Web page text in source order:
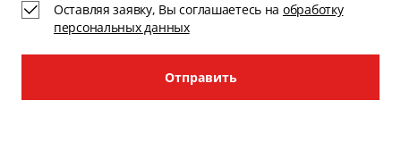
Отправить
Оставляя заявку, Вы соглашаетесь на обработку
персональных данных